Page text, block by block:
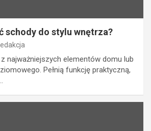
schody do stylu wnętrza?
najważniejszych elementów domu lub
Pełnią funkcję praktyczną,